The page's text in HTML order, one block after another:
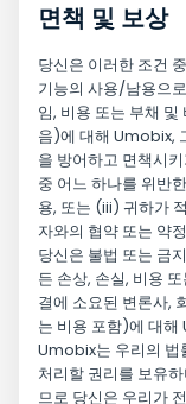
면책 및 보상
당신은 이러한 조건
기능의 사용/남용으
임, 비용 또는 부채
음)에 대해 Umobix,
을 방어하고 면책시
중 어느 하나를 위반
용, 또는 (iii) 귀하가
자와의 협약 또는 약
당신은 불법 또는 금
든 손상, 손실, 비용
결에 소요된 변론사,
는 비용 포함)에 대
Umobix는 우리의 법
처리할 권리를 보유
므로 당신은 우리가